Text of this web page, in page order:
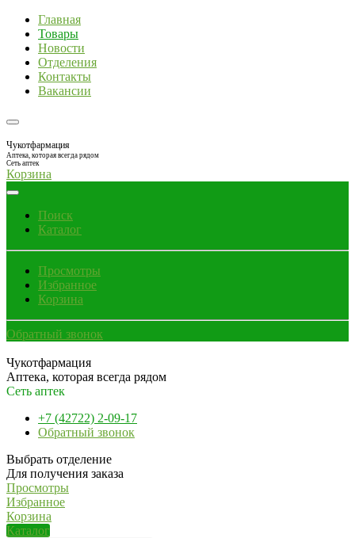
Главная
Товары
Новости
Отделения
Контакты
Вакансии
Чукотфармация
Аптека, которая всегда рядом
Сеть аптек
Корзина
Поиск
Каталог
Просмотры
Избранное
Корзина
Обратный звонок
Чукотфармация
Аптека, которая всегда рядом
Сеть аптек
+7 (42722) 2-09-17
Обратный звонок
Выбрать отделение
Для получения заказа
Просмотры
Избранное
Корзина
Каталог